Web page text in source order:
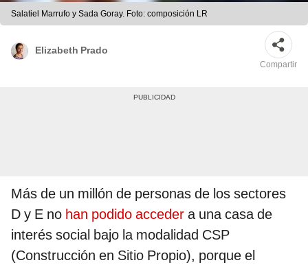
Salatiel Marrufo y Sada Goray. Foto: composición LR
Elizabeth Prado
Compartir
Más de un millón de personas de los sectores
D y E no han podido acceder a una casa de
interés social bajo la modalidad CSP
(Construcción en Sitio Propio), porque el